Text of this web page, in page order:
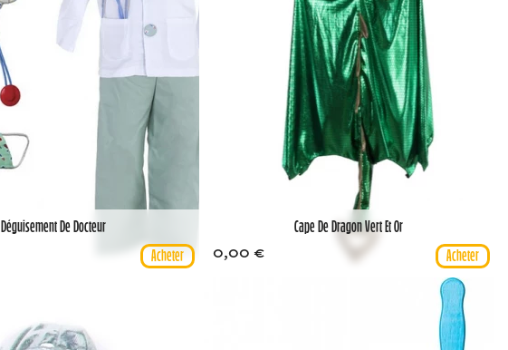
Déguisement De Docteur Cape De Dragon Vert Et Or
0,00 €